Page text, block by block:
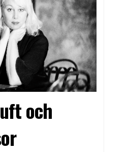
och